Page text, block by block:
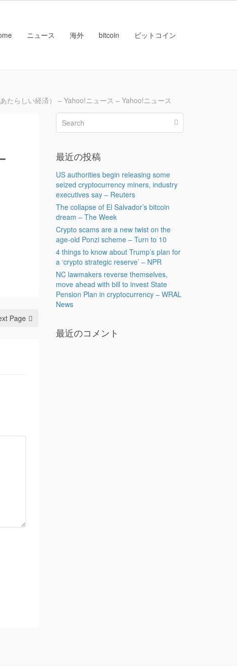
ニュース 海外 bitcoin ビットコイン
たらしい経済） – Yahoo!ニュース – Yahoo!ニュース
Page
最近の投稿
US authorities begin releasing some
seized cryptocurrency miners, industry
executives say – Reuters
The collapse of El Salvador’s bitcoin
dream – The Week
Crypto scams are a new twist on the
age-old Ponzi scheme – Turn to 10
4 things to know about Trump’s plan for
a ‘crypto strategic reserve’ – NPR
NC lawmakers reverse themselves,
move ahead with bill to invest State
Pension Plan in cryptocurrency – WRAL
News
最近のコメント